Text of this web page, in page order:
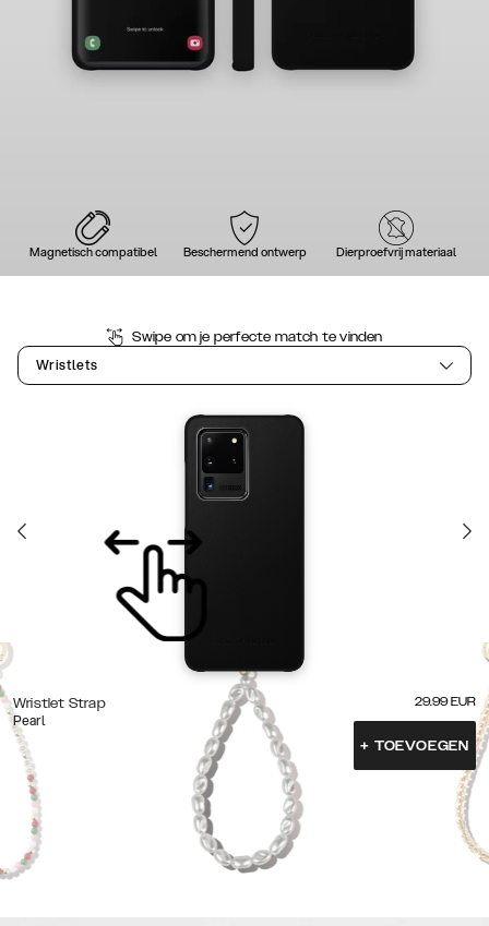
Magnetisch compatibel Beschermend ontwerp Dierproefvrij materiaal
Swipe om je perfecte match te vinden
Wristlets
Wristlet Strap
Pearl
29.99 EUR
+ TOEVOEGEN